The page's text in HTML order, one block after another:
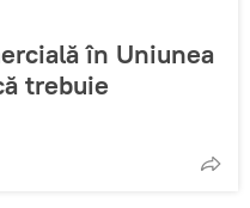
în Uniunea
trebuie